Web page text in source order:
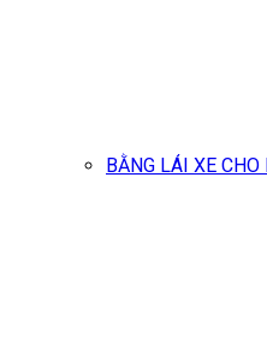
BẰNG LÁI XE CHO